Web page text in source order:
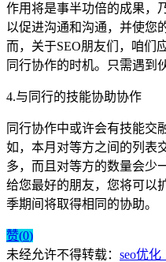
作用将是事半功倍的成果，
以促进沟通和沟通，并使您
而，关于SEO朋友们，咱们
同行协作的时机。只需遇到
4.与同行的技能协助协作
同行协作中或许会有技能交
如，本月对等方之间的列表
多，而且对等方的数量会少
给您最好的朋友，您将可以
季期间将取得相同的协助。
赞(0)
未经允许不得转载： seo优